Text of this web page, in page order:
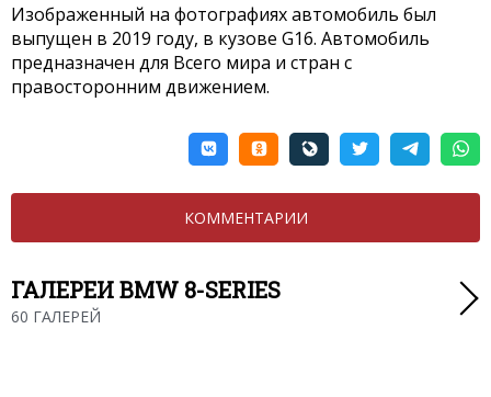
Изображенный на фотографиях автомобиль был
выпущен в 2019 году, в кузове G16. Автомобиль
предназначен для Всего мира и стран с
правосторонним движением.
КОММЕНТАРИИ
ГАЛЕРЕИ BMW 8-SERIES
60 ГАЛЕРЕЙ